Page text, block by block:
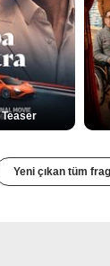
Yeni çıkan tüm